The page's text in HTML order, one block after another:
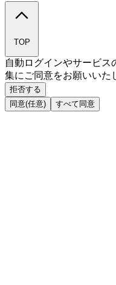
TOP
自動ログインやサービス
集にご同意をお願いいた
拒否する
同意(任意)
すべて同意